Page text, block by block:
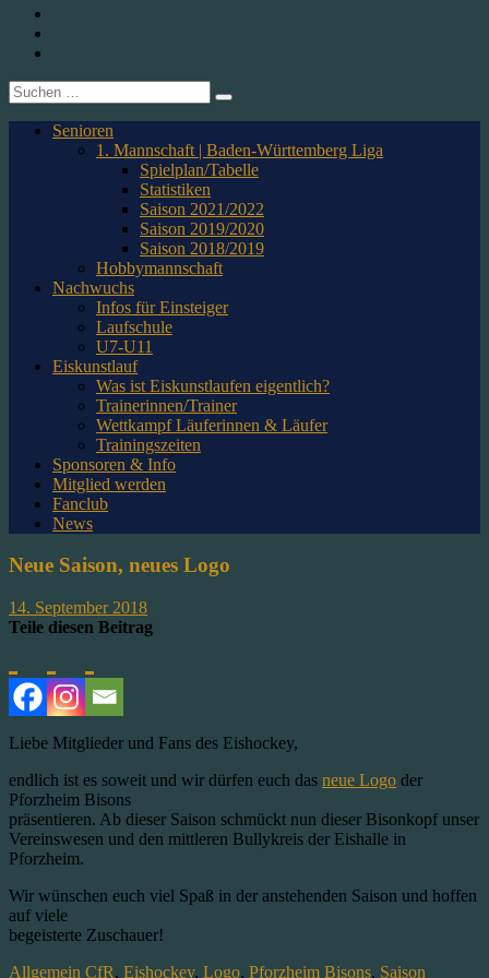
1. CfR Pforzheim 1896 e.V. – Abteilung Eishockey
Suche
nach:
Senioren
1. Mannschaft | Baden-Württemberg Liga
Spielplan/Tabelle
Statistiken
Saison 2021/2022
Saison 2019/2020
Saison 2018/2019
Hobbymannschaft
Nachwuchs
Infos für Einsteiger
Laufschule
U7-U11
Eiskunstlauf
Was ist Eiskunstlaufen eigentlich?
Trainerinnen/Trainer
Wettkampf Läuferinnen & Läufer
Trainingszeiten
Sponsoren & Info
Mitglied werden
Fanclub
News
Neue Saison, neues Logo
14. September 2018
Teile diesen Beitrag
Liebe Mitglieder und Fans des Eishockey,
endlich ist es soweit und wir dürfen euch das neue Logo der
Pforzheim Bisons
präsentieren. Ab dieser Saison schmückt nun dieser Bisonkopf unser
Vereinswesen und den mittleren Bullykreis der Eishalle in
Pforzheim.
Wir wünschen euch viel Spaß in der anstehenden Saison und hoffen
auf viele
begeisterte Zuschauer!
Allgemein CfR, Eishockey, Logo, Pforzheim Bisons, Saison